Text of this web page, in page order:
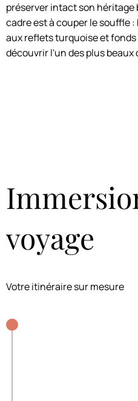
préserver intact son héritage
cadre est à couper le souffle
aux reflets turquoise et
découvrir l'un des plus
voyage
Votre itinéraire sur mesure
#